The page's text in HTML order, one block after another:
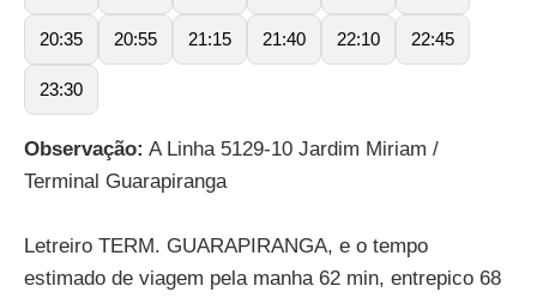
20:35 20:55 21:15 21:40 22:10 22:45
23:30
Observação: A Linha 5129-10 Jardim Miriam /
Terminal Guarapiranga
Letreiro TERM. GUARAPIRANGA, e o tempo
estimado de viagem pela manha 62 min, entrepico 68